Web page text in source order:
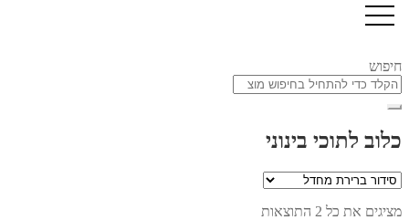
חיפוש
כלוב לתוכי בינוני
מציגים את כל ⁦2⁩ התוצאות